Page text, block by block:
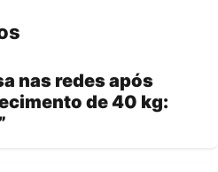
nas redes após
de 40 kg: